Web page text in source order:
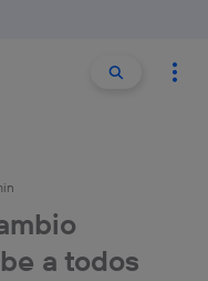
Buscar
a todos